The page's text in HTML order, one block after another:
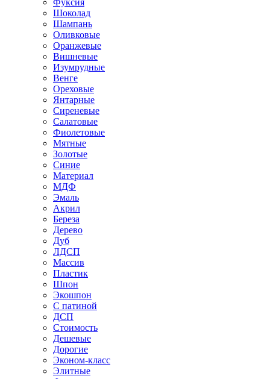
Фуксия
Шоколад
Шампань
Оливковые
Оранжевые
Вишневые
Изумрудные
Венге
Ореховые
Янтарные
Сиреневые
Салатовые
Фиолетовые
Мятные
Золотые
Синие
Материал
МДФ
Эмаль
Акрил
Береза
Дерево
Дуб
ЛДСП
Массив
Пластик
Шпон
Экошпон
С патиной
ДСП
Стоимость
Дешевые
Дорогие
Эконом-класс
Элитные